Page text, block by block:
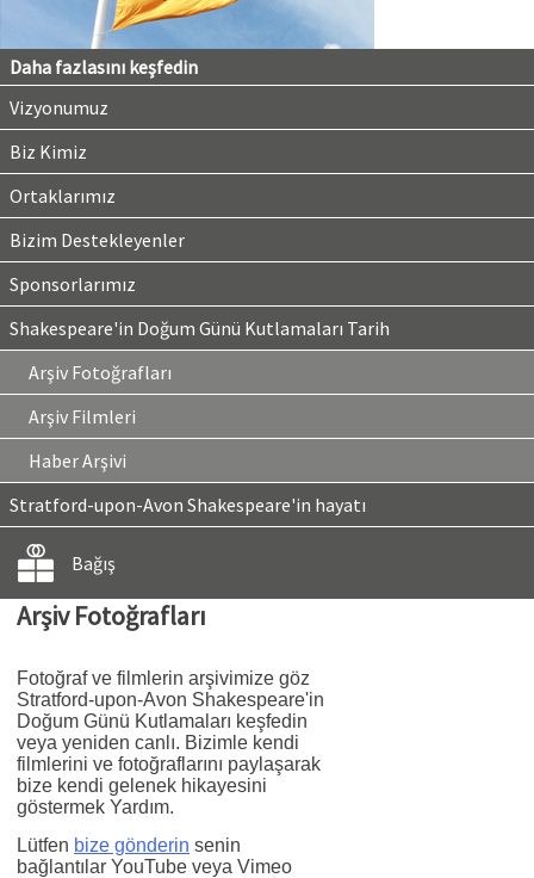
Daha fazlasını keşfedin
Vizyonumuz
Biz Kimiz
Ortaklarımız
Bizim Destekleyenler
Sponsorlarımız
Shakespeare'in Doğum Günü Kutlamaları Tarih
Arşiv Fotoğrafları
Arşiv Filmleri
Haber Arşivi
Stratford-upon-Avon Shakespeare'in hayatı
Bağış
Arşiv Fotoğrafları
Fotoğraf ve filmlerin arşivimize göz
Stratford-upon-Avon Shakespeare'in
Doğum Günü Kutlamaları keşfedin
veya yeniden canlı. Bizimle kendi
filmlerini ve fotoğraflarını paylaşarak
bize kendi gelenek hikayesini
göstermek Yardım.
Lütfen bize gönderin senin
bağlantılar YouTube veya Vimeo